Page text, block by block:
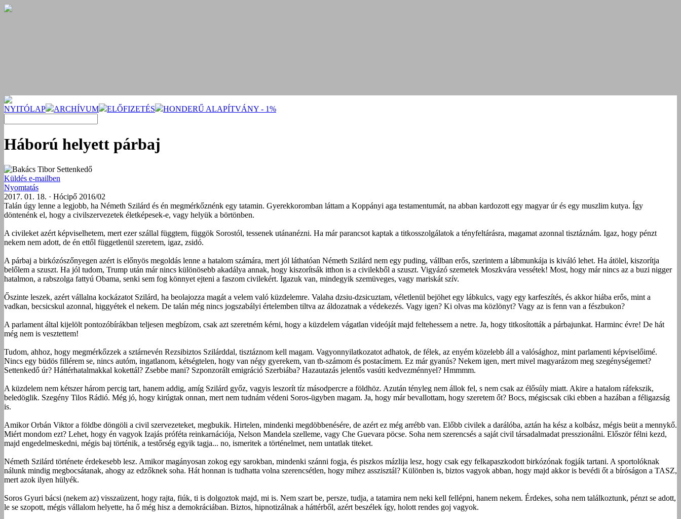
NYITÓLAP ARCHÍVUM ELŐFIZETÉS HONDERŰ ALAPÍTVÁNY - 1%
Háború helyett párbaj
Bakács Tibor Settenkedő
Küldés e-mailben
Nyomtatás
2017. 01. 18. · Hócipő 2016/02
Talán úgy lenne a legjobb, ha Németh Szilárd és én megmérkőznénk egy tatamin. Gyerekkoromban láttam a Koppányi aga testamentumát, na abban kardozott egy magyar úr és egy muszlim kutya. Így
döntenénk el, hogy a civilszervezetek életképesek-e, vagy helyük a börtönben.
A civileket azért képviselhetem, mert ezer szállal függtem, függök Sorostól, tessenek utánanézni. Ha már parancsot kaptak a titkosszolgálatok a tényfeltárásra, magamat azonnal tisztáznám. Igaz, hogy pénzt
nekem nem adott, de én ettől függetlenül szeretem, igaz, zsidó.
A párbaj a birkózószőnyegen azért is előnyös megoldás lenne a hatalom számára, mert jól láthatóan Németh Szilárd nem egy puding, vállban erős, szerintem a lábmunkája is kiváló lehet. Ha átölel, kiszorítja
belőlem a szuszt. Ha jól tudom, Trump után már nincs különösebb akadálya annak, hogy kiszorítsák itthon is a civilekből a szuszt. Vigyázó szemetek Moszkvára vessétek! Most, hogy már nincs az a buzi nigger
hatalmon, a rabszolga fattyú Obama, senki sem fog könnyet ejteni a faszom civilekért. Igazuk van, mindegyik szemüveges, vagy mariskát szív.
Őszinte leszek, azért vállalna kockázatot Szilárd, ha beolajozza magát a velem való küzdelemre. Valaha dzsiu-dzsicuztam, véletlenül bejöhet egy lábkulcs, vagy egy karfeszítés, és akkor hiába erős, mint a
vadkan, becsicskul azonnal, higgyétek el nekem. De talán még nincs jogszabályi értelemben tiltva az áldozatnak a védekezés. Vagy igen? Ki olvas ma közlönyt? Vagy az is fenn van a fészbukon?
A parlament által kijelölt pontozóbírákban teljesen megbízom, csak azt szeretném kérni, hogy a küzdelem vágatlan videóját majd feltehessem a netre. Ja, hogy titkosították a párbajunkat. Harminc évre! De hát
még nem is vesztettem!
Tudom, ahhoz, hogy megmérkőzzek a sztárnevén Rezsibiztos Szilárddal, tisztáznom kell magam. Vagyonnyilatkozatot adhatok, de félek, az enyém közelebb áll a valósághoz, mint parlamenti képviselőimé.
Nincs egy büdös fillérem se, nincs autóm, ingatlanom, kétségtelen, hogy van négy gyerekem, van tb-számom és postacímem. Ez már gyanús? Nekem igen, mert mivel magyarázom meg szegénységemet?
Settenkedő úr? Háttérhatalmakkal kokettál? Zsebbe mani? Szponzorált emigráció Szerbiába? Hazautazás jelentős vasúti kedvezménnyel? Hmmmm.
A küzdelem nem kétszer három percig tart, hanem addig, amíg Szilárd győz, vagyis leszorít tíz másodpercre a földhöz. Azután tényleg nem állok fel, s nem csak az élősúly miatt. Akire a hatalom ráfekszik,
beledöglik. Szegény Tilos Rádió. Még jó, hogy kirúgtak onnan, mert nem tudnám védeni Soros-ügyben magam. Ja, hogy már bevallottam, hogy szeretem őt? Bocs, mégiscsak ciki ebben a hazában a féligazság
is.
Amikor Orbán Viktor a földbe döngöli a civil szervezeteket, megbukik. Hirtelen, mindenki megdöbbenésére, de azért ez még arrébb van. Előbb civilek a darálóba, aztán ha kész a kolbász, mégis beüt a mennykő.
Miért mondom ezt? Lehet, hogy én vagyok Izajás próféta reinkarnációja, Nelson Mandela szelleme, vagy Che Guevara pöcse. Soha nem szerencsés a saját civil társadalmadat presszionálni. Először félni kezd,
majd engedelmeskedni, mégis baj történik, a testőrség egyik tagja... no, ismeritek a történelmet, nem untatlak titeket.
Németh Szilárd története érdekesebb lesz. Amikor magányosan zokog egy sarokban, mindenki szánni fogja, és piszkos mázlija lesz, hogy csak egy felkapaszkodott birkózónak fogják tartani. A sportolóknak
nálunk mindig megbocsátanak, ahogy az edzőknek soha. Hát honnan is tudhatta volna szerencsétlen, hogy mihez asszisztál? Különben is, biztos vagyok abban, hogy majd akkor is bevédi őt a bíróságon a TASZ,
mert azok ilyen hülyék.
Soros Gyuri bácsi (nekem az) visszaüzent, hogy rajta, fiúk, ti is dolgoztok majd, mi is. Nem szart be, persze, tudja, a tatamira nem neki kell fellépni, hanem nekem. Érdekes, soha nem találkoztunk, pénzt se adott,
le se szopott, mégis vállalom helyette, ha ő még hisz a demokráciában. Biztos, hipnotizálnak a háttérből, azért beszélek így, holott rendes goj vagyok.